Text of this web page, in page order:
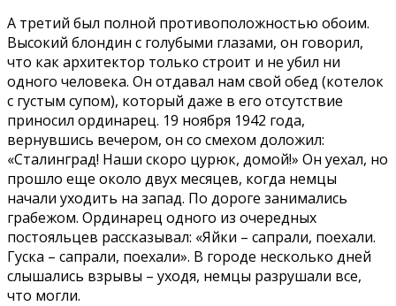
А третий был полной противоположностью обоим.
Высокий блондин с голубыми глазами, он говорил,
что как архитектор только строит и не убил ни
одного человека. Он отдавал нам свой обед (котелок
с густым супом), который даже в его отсутствие
приносил ординарец. 19 ноября 1942 года,
вернувшись вечером, он со смехом доложил:
«Сталинград! Наши скоро цурюк, домой!» Он уехал, но
прошло еще около двух месяцев, когда немцы
начали уходить на запад. По дороге занимались
грабежом. Ординарец одного из очередных
постояльцев рассказывал: «Яйки – сапрали, поехали.
Гуска – сапрали, поехали». В городе несколько дней
слышались взрывы – уходя, немцы разрушали все,
что могли.